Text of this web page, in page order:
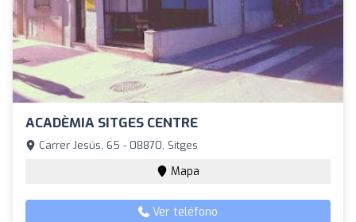
ACADÈMIA SITGES CENTRE
Carrer Jesús, 65 - 08870, Sitges
Mapa
Ver teléfono